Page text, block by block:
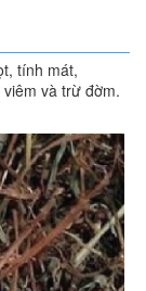
tính mát,
và trừ đờm.